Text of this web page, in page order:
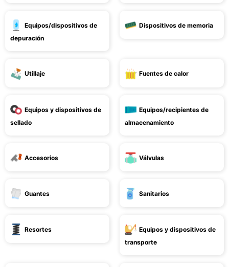
Equipos/dispositivos de
depuración
Dispositivos de memoria
Utillaje Fuentes de calor
Equipos y dispositivos de
sellado
Equipos/recipientes de
almacenamiento
Accesorios Válvulas
Guantes Sanitarios
Resortes
Equipos y dispositivos de
transporte